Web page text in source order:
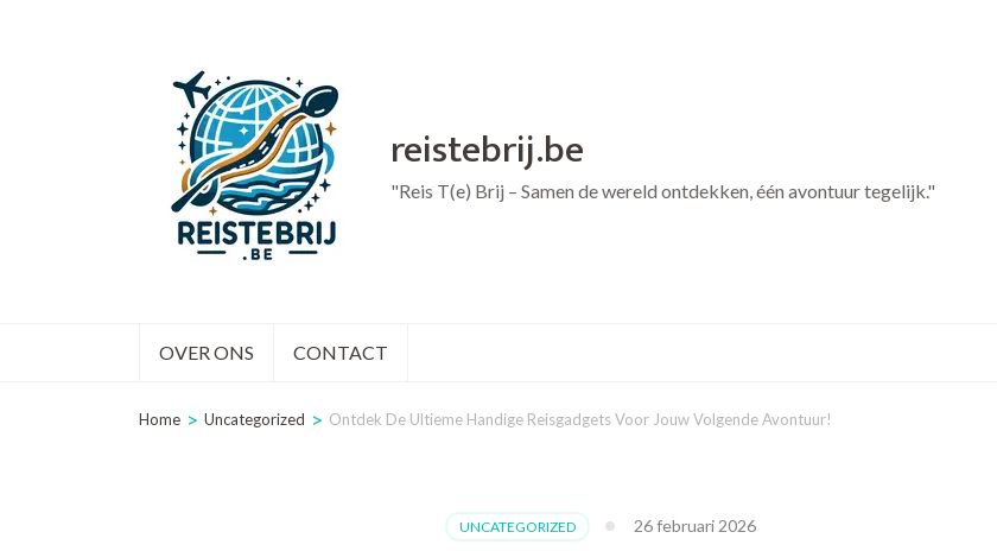
reistebrij.be
"Reis T(e) Brij – Samen de wereld ontdekken, één avontuur tegelijk."
OVER ONS CONTACT
Home > Uncategorized > Ontdek De Ultieme Handige Reisgadgets Voor Jouw Volgende Avontuur!
UNCATEGORIZED 26 februari 2026